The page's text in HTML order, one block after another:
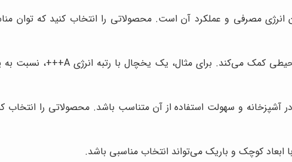
انرژی مصرفی و عملکرد آن است. محصولاتی را انتخاب کنید که توان
آشپزخانه و سهولت استفاده از آن متناسب باشد. محصولاتی را انتخاب
ابعاد کوچک و باریک می‌تواند انتخاب مناسبی باشد.